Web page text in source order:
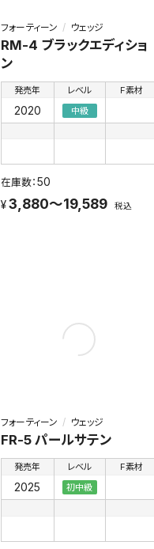
フォーティーン ウェッジ
RM-4 ブラックエディショ
ン
発売年
2020
レベル
中級
F素材
50
3,880～19,589 税込
フォーティーン ウェッジ
FR-5 パールサテン
発売年
2025
レベル
初中級
F素材